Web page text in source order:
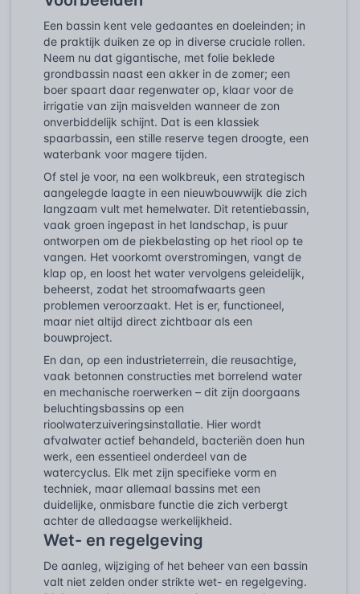
Een bassin kent vele gedaantes en doeleinden; in
de praktijk duiken ze op in diverse cruciale rollen.
Neem nu dat gigantische, met folie beklede
grondbassin naast een akker in de zomer; een
boer spaart daar regenwater op, klaar voor de
irrigatie van zijn maisvelden wanneer de zon
onverbiddelijk schijnt. Dat is een klassiek
spaarbassin, een stille reserve tegen droogte, een
waterbank voor magere tijden.
Of stel je voor, na een wolkbreuk, een strategisch
aangelegde laagte in een nieuwbouwwijk die zich
langzaam vult met hemelwater. Dit retentiebassin,
vaak groen ingepast in het landschap, is puur
ontworpen om de piekbelasting op het riool op te
vangen. Het voorkomt overstromingen, vangt de
klap op, en loost het water vervolgens geleidelijk,
beheerst, zodat het stroomafwaarts geen
problemen veroorzaakt. Het is er, functioneel,
maar niet altijd direct zichtbaar als een
bouwproject.
En dan, op een industrieterrein, die reusachtige,
vaak betonnen constructies met borrelend water
en mechanische roerwerken – dit zijn doorgaans
beluchtingsbassins op een
rioolwaterzuiveringsinstallatie. Hier wordt
afvalwater actief behandeld, bacteriën doen hun
werk, een essentieel onderdeel van de
watercyclus. Elk met zijn specifieke vorm en
techniek, maar allemaal bassins met een
duidelijke, onmisbare functie die zich verbergt
achter de alledaagse werkelijkheid.
Wet- en regelgeving
De aanleg, wijziging of het beheer van een bassin
valt niet zelden onder strikte wet- en regelgeving.